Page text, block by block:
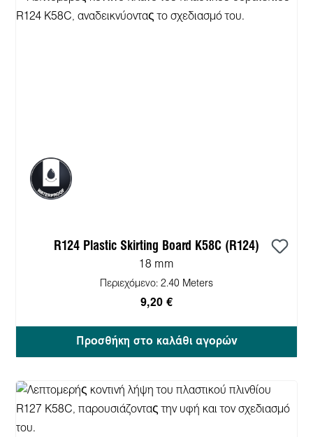
R124 Plastic Skirting Board K58C (R124)
18 mm
Περιεχόμενο: 2.40 Meters
9,20 €
Προσθήκη στο καλάθι αγορών